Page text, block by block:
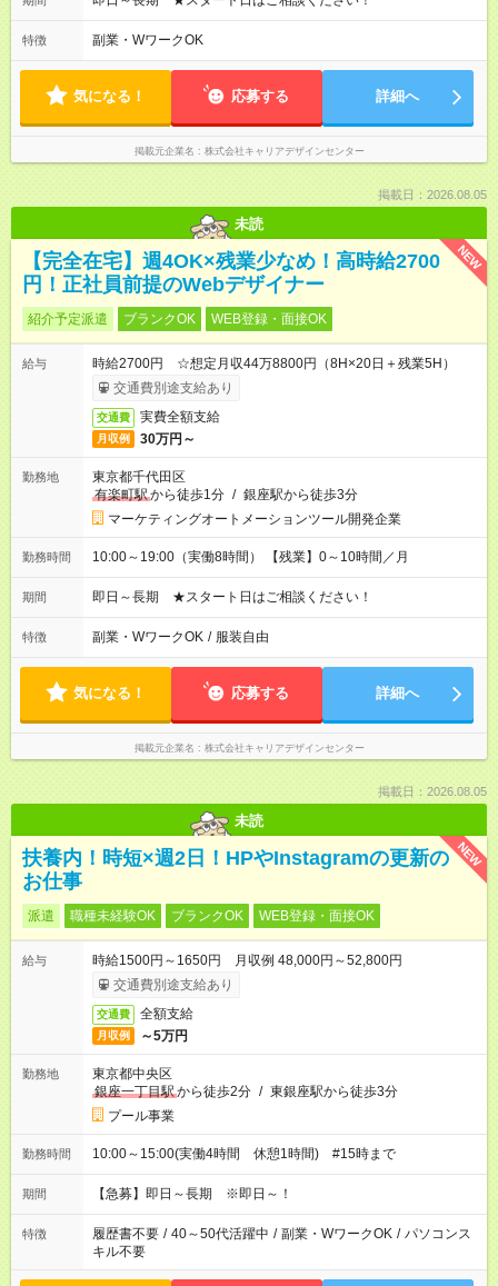
特徴 副業・WワークOK
気になる！ 応募する 詳細へ
掲載元企業名 株式会社キャリアデザインセンター
掲載日：2026.08.05
未読
NEW
【完全在宅】週4OK×残業少なめ！高時給2700
円！正社員前提のWebデザイナー
紹介予定派遣 ブランクOK WEB登録・面接OK
給与
時給2700円 ☆想定月収44万8800円（8H×20日＋残業5H）
交通費別途支給あり
交通費 実費全額支給
月収例 30万円～
勤務地
東京都千代田区
有楽町駅から徒歩1分 / 銀座駅から徒歩3分
マーケティングオートメーションツール開発企業
勤務時間 10:00～19:00（実働8時間） 【残業】0～10時間／月
期間 即日～長期 ★スタート日はご相談ください！
特徴 副業・WワークOK / 服装自由
気になる！ 応募する 詳細へ
掲載元企業名 株式会社キャリアデザインセンター
掲載日：2026.08.05
未読
NEW
扶養内！時短×週2日！HPやInstagramの更新の
お仕事
派遣 職種未経験OK ブランクOK WEB登録・面接OK
給与
時給1500円～1650円 月収例 48,000円～52,800円
交通費別途支給あり
交通費 全額支給
月収例 ～5万円
勤務地
東京都中央区
銀座一丁目駅から徒歩2分 / 東銀座駅から徒歩3分
プール事業
勤務時間 10:00～15:00(実働4時間 休憩1時間) #15時まで
期間 【急募】即日～長期 ※即日～！
特徴 履歴書不要 / 40～50代活躍中 / 副業・WワークOK / パソコンス
キル不要